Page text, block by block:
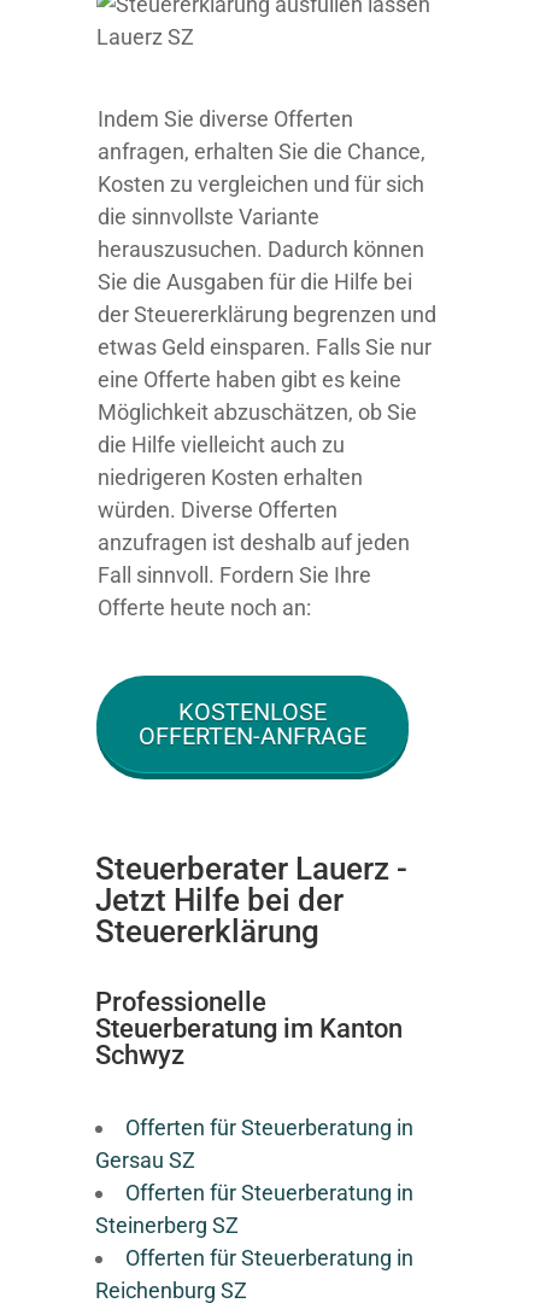
Indem Sie diverse Offerten
anfragen, erhalten Sie die Chance,
Kosten zu vergleichen und für sich
die sinnvollste Variante
herauszusuchen. Dadurch können
Sie die Ausgaben für die Hilfe bei
der Steuererklärung begrenzen und
etwas Geld einsparen. Falls Sie nur
eine Offerte haben gibt es keine
Möglichkeit abzuschätzen, ob Sie
die Hilfe vielleicht auch zu
niedrigeren Kosten erhalten
würden. Diverse Offerten
anzufragen ist deshalb auf jeden
Fall sinnvoll. Fordern Sie Ihre
Offerte heute noch an:
KOSTENLOSE
OFFERTEN-ANFRAGE
Steuerberater Lauerz -
Jetzt Hilfe bei der
Steuererklärung
Professionelle
Steuerberatung im Kanton
Schwyz
Offerten für Steuerberatung in
Gersau SZ
Offerten für Steuerberatung in
Steinerberg SZ
Offerten für Steuerberatung in
Reichenburg SZ